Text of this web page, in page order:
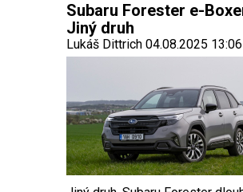
Subaru Forester e-
Jiný druh
Lukáš Dittrich 04.08.2025 13:06